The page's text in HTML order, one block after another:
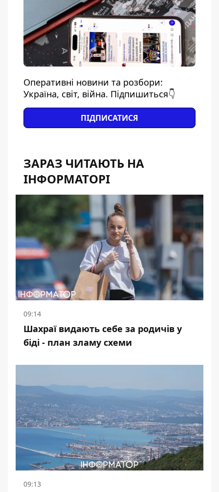
Оперативні новини та розбори:
Україна, світ, війна. Підпишиться👇
ПІДПИСАТИСЯ
ЗАРАЗ ЧИТАЮТЬ НА
ІНФОРМАТОРІ
09:14
Шахраї видають себе за родичів у
біді - план зламу схеми
09:13